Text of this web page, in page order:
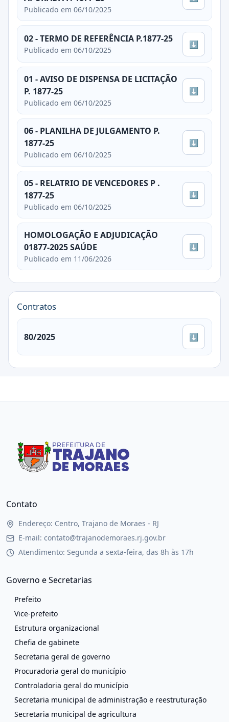
Publicado em 06/10/2025
02 - TERMO DE REFERÊNCIA P.1877-25
Publicado em 06/10/2025
⬇
01 - AVISO DE DISPENSA DE LICITAÇÃO
P. 1877-25
Publicado em 06/10/2025
⬇
06 - PLANILHA DE JULGAMENTO P.
1877-25
Publicado em 06/10/2025
⬇
05 - RELATRIO DE VENCEDORES P .
1877-25
Publicado em 06/10/2025
⬇
HOMOLOGAÇÃO E ADJUDICAÇÃO
01877-2025 SAÚDE
Publicado em 11/06/2026
⬇
Contratos
80/2025 ⬇
Contato
Endereço: Centro, Trajano de Moraes - RJ
E-mail: contato@trajanodemoraes.rj.gov.br
Atendimento: Segunda a sexta-feira, das 8h às 17h
Governo e Secretarias
Prefeito
Vice-prefeito
Estrutura organizacional
Chefia de gabinete
Secretaria geral de governo
Procuradoria geral do município
Controladoria geral do município
Secretaria municipal de administração e reestruturação
Secretaria municipal de agricultura